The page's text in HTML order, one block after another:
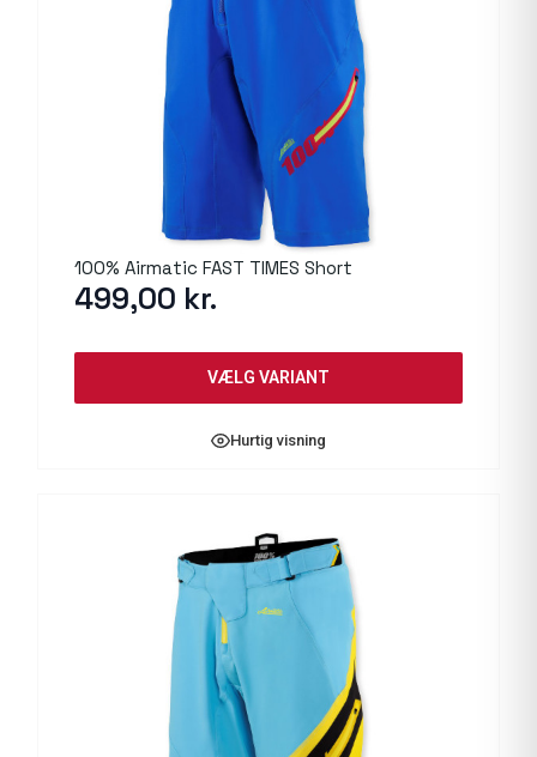
100% Airmatic FAST TIMES Short
499,00 kr.
VÆLG VARIANT
Hurtig visning